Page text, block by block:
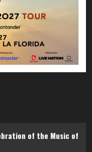
of the Music of